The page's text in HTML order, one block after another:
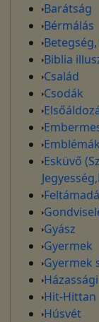
Barátság
Bérmálás
Biblia
Család
Csodák
Emblémák
Esküvő
Gyász
Gyermek
Gyermek
Hit-Hittan
Húsvét